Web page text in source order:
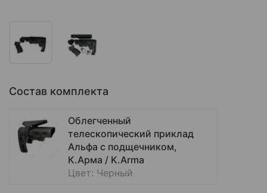
Состав комплекта
Облегченный
телескопический приклад
Альфа с подщечником,
К.Арма / K.Arma
Цвет: Черный